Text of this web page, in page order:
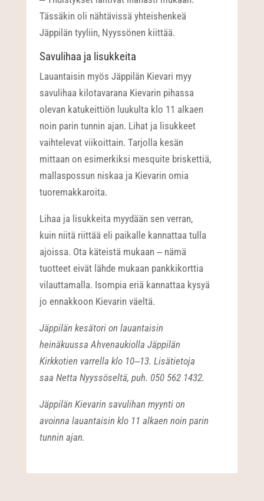
Tässäkin oli nähtävissä yhteishenkeä
Jäppilän tyyliin, Nyyssönen kiittää.
Savulihaa ja lisukkeita
Lauantaisin myös Jäppilän Kievari myy
savulihaa kilotavarana Kievarin pihassa
olevan katukeittiön luukulta klo 11 alkaen
noin parin tunnin ajan. Lihat ja lisukkeet
vaihtelevat viikoittain. Tarjolla kesän
mittaan on esimerkiksi mesquite briskettiä,
mallaspossun niskaa ja Kievarin omia
tuoremakkaroita.
Lihaa ja lisukkeita myydään sen verran,
kuin niitä riittää eli paikalle kannattaa tulla
ajoissa. Ota käteistä mukaan ‒ nämä
tuotteet eivät lähde mukaan pankkikorttia
vilauttamalla. Isompia eriä kannattaa kysyä
jo ennakkoon Kievarin väeltä.
Jäppilän kesätori on lauantaisin
heinäkuussa Ahvenaukiolla Jäppilän
Kirkkotien varrella klo 10‒13. Lisätietoja
saa Netta Nyyssöseltä, puh. 050 562 1432.
Jäppilän Kievarin savulihan myynti on
avoinna lauantaisin klo 11 alkaen noin parin
tunnin ajan.